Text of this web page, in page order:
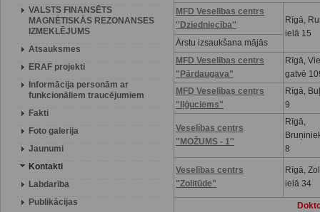
VALSTS FINANSĒTS
MAGNĒTISKĀS REZONANSES
IZMEKLĒJUMS
Atsauksmes
ERAF projekti
Informācija personām ar
funkcionāliem traucējumiem
Fakti
Foto galerija
Jaunumi
Kontakti
Labdarība
Publikācijas
MFD Veselības centrs
''Dziedniecība''
Rīgā,
ielā 15
Ārstu izsaukšana mājās
MFD Veselības centrs
"Pārdaugava"
Rīgā,
gatvē
MFD Veselības centrs
"Iļģuciems"
Rīgā,
9
Veselības centrs
"MOŽUMS - 1''
Rīgā,
8
Veselības centrs
"Zolitūde"
Rīgā,
ielā 34